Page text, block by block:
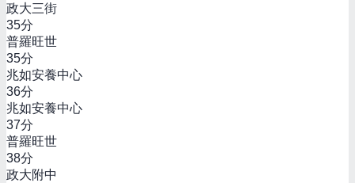
政大三街
35分
普羅旺世
35分
兆如安養中心
36分
兆如安養中心
37分
普羅旺世
38分
政大附中